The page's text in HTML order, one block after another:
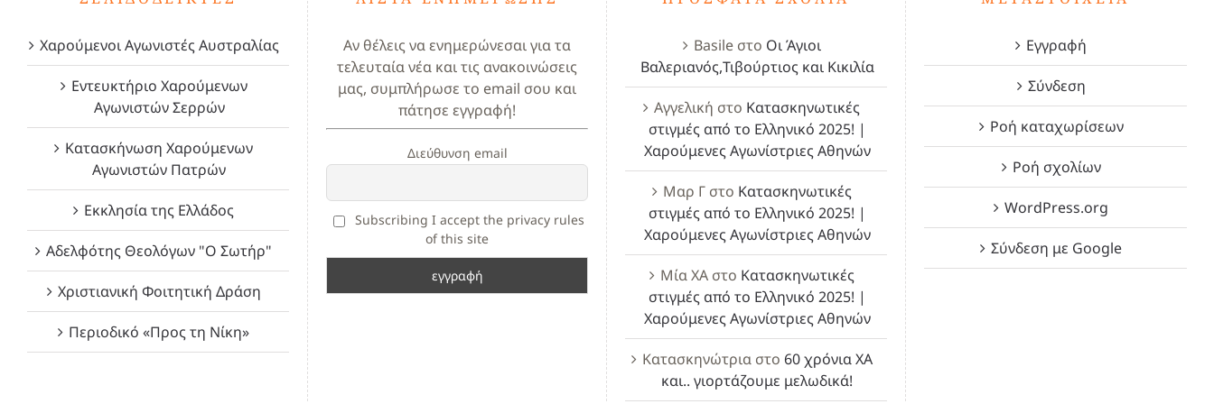
Χαρούμενοι Αγωνιστές Αυστραλίας
Εντευκτήριο Χαρούμενων
Αγωνιστών Σερρών
Κατασκήνωση Χαρούμενων
Αγωνιστών Πατρών
Εκκλησία της Ελλάδος
Αδελφότης Θεολόγων "Ο Σωτήρ"
Χριστιανική Φοιτητική Δράση
Περιοδικό «Προς τη Νίκη»
Αν θέλεις να ενημερώνεσαι για τα
τελευταία νέα και τις ανακοινώσεις
μας, συμπλήρωσε το email σου και
πάτησε εγγραφή!
Διεύθυνση email
Subscribing I accept the privacy rules
of this site
Basileστο Οι Άγιοι
Βαλεριανός,Τιβούρτιος και Κικιλία
Αγγελική στο Κατασκηνωτικές
στιγμές από το Ελληνικό 2025! |
Χαρούμενες Αγωνίστριες Αθηνών
Μαρ Γστο Κατασκηνωτικές
στιγμές από το Ελληνικό 2025! |
Χαρούμενες Αγωνίστριες Αθηνών
Μία ΧΑστο Κατασκηνωτικές
στιγμές από το Ελληνικό 2025! |
Χαρούμενες Αγωνίστριες Αθηνών
Κατασκηνώτριαστο 60 χρόνια ΧΑ
και.. γιορτάζουμε μελωδικά!
Εγγραφή
Σύνδεση
Ροή καταχωρίσεων
Ροή σχολίων
WordPress.org
Σύνδεση με Google